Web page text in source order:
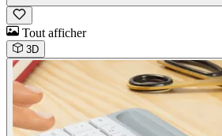
Tout afficher
3D